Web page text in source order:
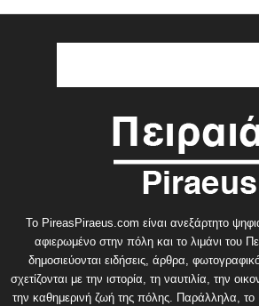
Το PireasPiraeus.com είναι ανεξάρτητο
αφιερωμένο στην πόλη και το λιμάνι του
δημοσιεύονται ειδήσεις, άρθρα,
σχετίζονται με την ιστορία, τη ναυτιλία, την
την καθημερινή ζωή της πόλης. Παράλληλα, το